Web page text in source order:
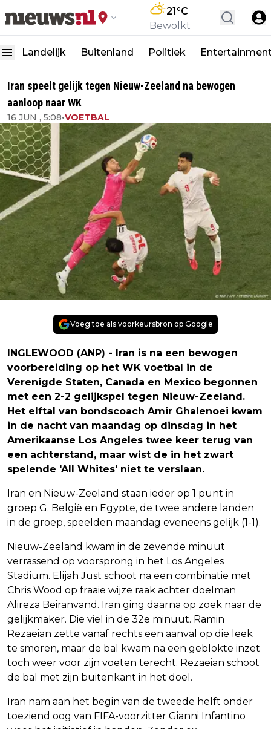
21°C
Bewolkt
Landelijk Buitenland Politiek
Iran speelt gelijk tegen Nieuw-Zeeland na bewogen
aanloop naar WK
16 JUN , 5:08•VOETBAL
Voeg toe als voorkeursbron op Google
INGLEWOOD (ANP) - Iran is na een bewogen
voorbereiding op het WK voetbal in de
Verenigde Staten, Canada en Mexico begonnen
met een 2-2 gelijkspel tegen Nieuw-Zeeland.
Het elftal van bondscoach Amir Ghalenoei kwam
in de nacht van maandag op dinsdag in het
Amerikaanse Los Angeles twee keer terug van
een achterstand, maar wist de in het zwart
spelende 'All Whites' niet te verslaan.
Iran en Nieuw-Zeeland staan ieder op 1 punt in
groep G. België en Egypte, de twee andere landen
in de groep, speelden maandag eveneens gelijk (1-1).
Nieuw-Zeeland kwam in de zevende minuut
verrassend op voorsprong in het Los Angeles
Stadium. Elijah Just schoot na een combinatie met
Chris Wood op fraaie wijze raak achter doelman
Alireza Beiranvand. Iran ging daarna op zoek naar de
gelijkmaker. Die viel in de 32e minuut. Ramin
Rezaeian zette vanaf rechts een aanval op die leek
te smoren, maar de bal kwam na een geblokte inzet
toch weer voor zijn voeten terecht. Rezaeian schoot
de bal met zijn buitenkant in het doel.
Iran nam aan het begin van de tweede helft onder
toeziend oog van FIFA-voorzitter Gianni Infantino